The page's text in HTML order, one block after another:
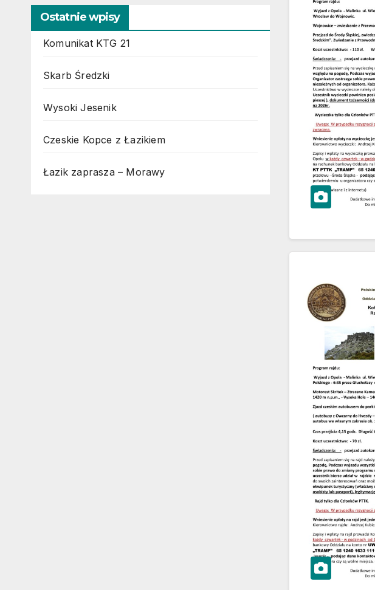
Ostatnie wpisy
Komunikat KTG 21
Skarb Średzki
Wysoki Jesenik
Czeskie Kopce z Łazikiem
Łazik zaprasza – Morawy